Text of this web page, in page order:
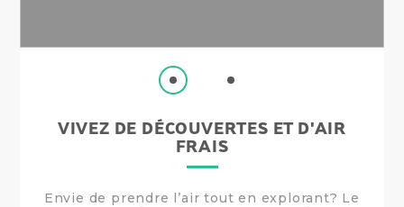
VIVEZ DE DÉCOUVERTES ET D'AIR
FRAIS
Envie de prendre l’air tout en explorant? Le